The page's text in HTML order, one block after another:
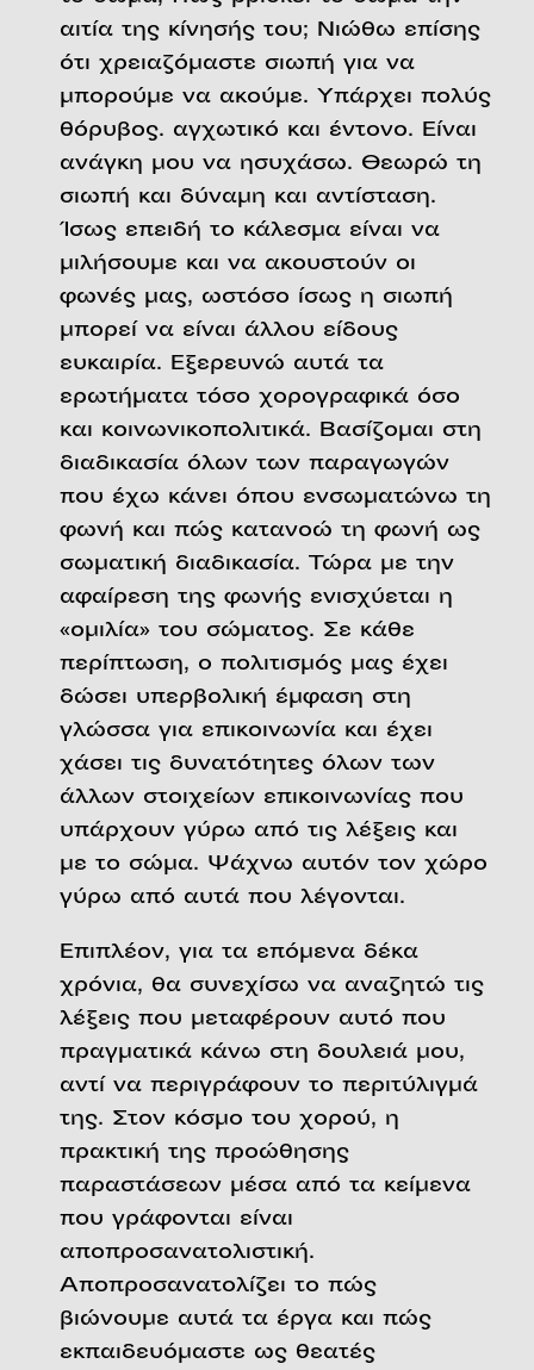
αιτία της κίνησής του; Νιώθω επίσης
ότι χρειαζόμαστε σιωπή για να
μπορούμε να ακούμε. Υπάρχει πολύς
θόρυβος. αγχωτικό και έντονο. Είναι
ανάγκη μου να ησυχάσω. Θεωρώ τη
σιωπή και δύναμη και αντίσταση.
Ίσως επειδή το κάλεσμα είναι να
μιλήσουμε και να ακουστούν οι
φωνές μας, ωστόσο ίσως η σιωπή
μπορεί να είναι άλλου είδους
ευκαιρία. Εξερευνώ αυτά τα
ερωτήματα τόσο χορογραφικά όσο
και κοινωνικοπολιτικά. Βασίζομαι στη
διαδικασία όλων των παραγωγών
που έχω κάνει όπου ενσωματώνω τη
φωνή και πώς κατανοώ τη φωνή ως
σωματική διαδικασία. Τώρα με την
αφαίρεση της φωνής ενισχύεται η
«ομιλία» του σώματος. Σε κάθε
περίπτωση, ο πολιτισμός μας έχει
δώσει υπερβολική έμφαση στη
γλώσσα για επικοινωνία και έχει
χάσει τις δυνατότητες όλων των
άλλων στοιχείων επικοινωνίας που
υπάρχουν γύρω από τις λέξεις και
με το σώμα. Ψάχνω αυτόν τον χώρο
γύρω από αυτά που λέγονται.
Επιπλέον, για τα επόμενα δέκα
χρόνια, θα συνεχίσω να αναζητώ τις
λέξεις που μεταφέρουν αυτό που
πραγματικά κάνω στη δουλειά μου,
αντί να περιγράφουν το περιτύλιγμά
της. Στον κόσμο του χορού, η
πρακτική της προώθησης
παραστάσεων μέσα από τα κείμενα
που γράφονται είναι
αποπροσανατολιστική.
Αποπροσανατολίζει το πώς
βιώνουμε αυτά τα έργα και πώς
εκπαιδευόμαστε ως θεατές